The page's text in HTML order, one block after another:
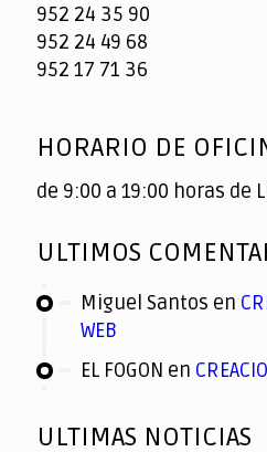
952 24 35 90
952 24 49 68
952 17 71 36
HORARIO DE
de 9:00 a 19:00 horas de
ULTIMOS
Miguel Santos en
WEB
EL FOGON en
ULTIMAS NOTICIAS